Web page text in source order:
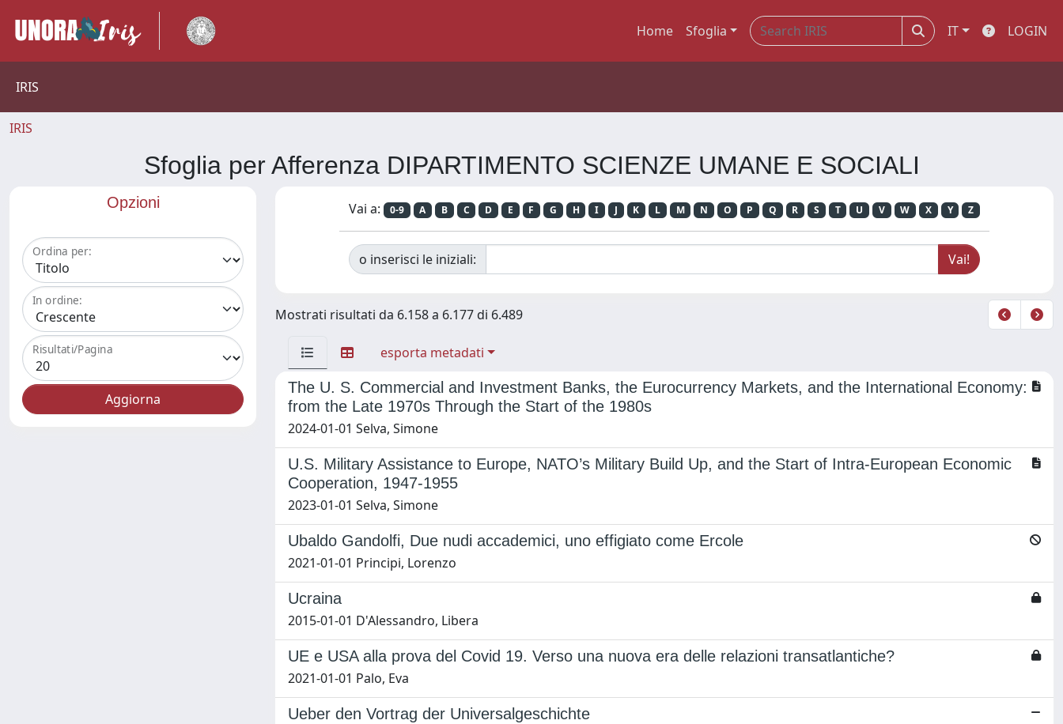
Home Sfoglia IT LOGIN
IRIS
IRIS
Sfoglia per Afferenza DIPARTIMENTO SCIENZE UMANE E SOCIALI
Opzioni
Ordina per:
In ordine:
Risultati/Pagina
Vai a: 0-9 A B C D E F G H I J K L M N O P Q R S T U V W X Y Z
o inserisci le iniziali:
Mostrati risultati da 6.158 a 6.177 di 6.489
esporta metadati
The U. S. Commercial and Investment Banks, the Eurocurrency Markets, and the International Economy:
from the Late 1970s Through the Start of the 1980s
2024-01-01 Selva, Simone
U.S. Military Assistance to Europe, NATO’s Military Build Up, and the Start of Intra-European Economic
Cooperation, 1947-1955
2023-01-01 Selva, Simone
Ubaldo Gandolfi, Due nudi accademici, uno effigiato come Ercole
2021-01-01 Principi, Lorenzo
Ucraina
2015-01-01 D'Alessandro, Libera
UE e USA alla prova del Covid 19. Verso una nuova era delle relazioni transatlantiche?
2021-01-01 Palo, Eva
Ueber den Vortrag der Universalgeschichte